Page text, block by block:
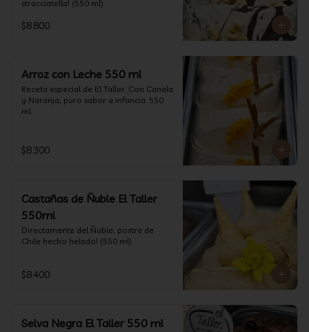
stracciatella! (550 ml)
$8.800
Arroz con Leche 550 ml
Receta especial de El Taller. Con Canela
y Naranja, puro sabor a infancia. 550
ml
$8.300
Castañas de Ñuble El Taller
550ml
Directamente del Ñuble, postre de
Chile hecho helado! (550 ml)
$8.400
Selva Negra El Taller 550 ml